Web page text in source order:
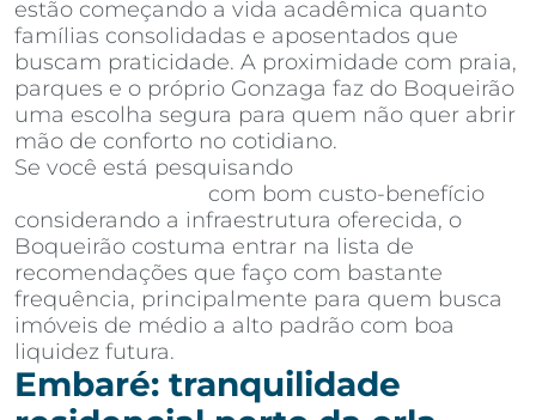
estão começando a vida acadêmica quanto
famílias consolidadas e aposentados que
buscam praticidade. A proximidade com praia,
parques e o próprio Gonzaga faz do Boqueirão
uma escolha segura para quem não quer abrir
mão de conforto no cotidiano.
Se você está pesquisando
com bom custo-benefício
considerando a infraestrutura oferecida, o
Boqueirão costuma entrar na lista de
recomendações que faço com bastante
frequência, principalmente para quem busca
imóveis de médio a alto padrão com boa
liquidez futura.
Embaré: tranquilidade